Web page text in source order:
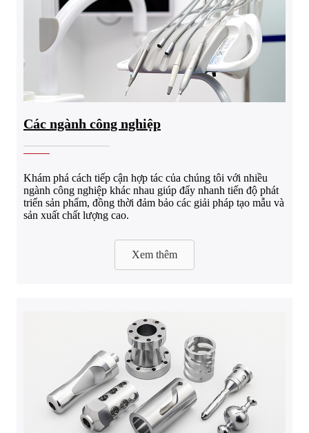
Các ngành công nghiệp
Khám phá cách tiếp cận hợp tác của chúng tôi với nhiều
ngành công nghiệp khác nhau giúp đẩy nhanh tiến độ phát
triển sản phẩm, đồng thời đảm bảo các giải pháp tạo mẫu và
sản xuất chất lượng cao.
Xem thêm